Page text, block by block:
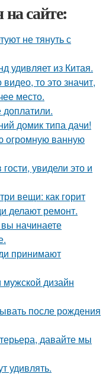
сайте:
не тянуть с
удивляет из Китая.
то это значит,
место.
доплатили.
домик типа дачи!
огромную ванную
увидели это и
вещи: как горит
делают ремонт.
начинаете
принимают
мужской дизайн
после рождения
давайте мы
удивлять.